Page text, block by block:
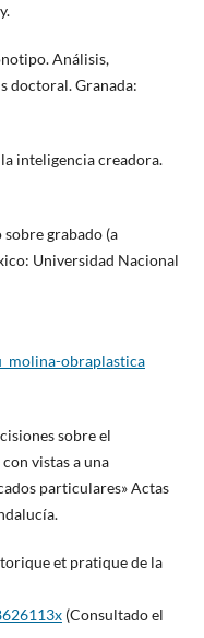
Análisis,
doctoral. Granada:
inteligencia creadora.
grabado (a
Universidad Nacional
obraplastica
sobre el
vistas a una
particulares» Actas
et pratique de la
(Consultado el